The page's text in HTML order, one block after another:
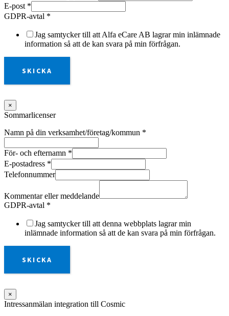
E-post *
GDPR-avtal *
Jag samtycker till att Alfa eCare AB lagrar min inlämnade
information så att de kan svara på min förfrågan.
SKICKA
×
Sommarlicenser
Namn på din verksamhet/företag/kommun *
För- och efternamn *
E-postadress *
Telefonnummer
Kommentar eller meddelande
GDPR-avtal *
Jag samtycker till att denna webbplats lagrar min
inlämnade information så att de kan svara på min förfrågan.
SKICKA
×
Intressanmälan integration till Cosmic